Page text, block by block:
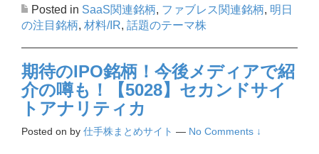
Posted in SaaS関連銘柄, ファブレス関連銘柄, 明日
の注目銘柄, 材料/IR, 話題のテーマ株
期待のIPO銘柄！今後メディアで紹
介の噂も！【5028】セカンドサイ
トアナリティカ
Posted on by 仕手株まとめサイト — No Comments ↓